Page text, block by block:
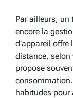
Par ailleurs, un
encore la
d’appareil
distance, selon
propose
consommation.
habitudes pour